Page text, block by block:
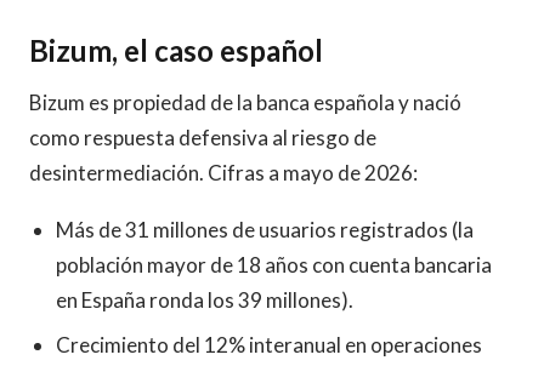
Bizum, el caso español
Bizum es propiedad de la banca española y nació
como respuesta defensiva al riesgo de
desintermediación. Cifras a mayo de 2026:
Más de 31 millones de usuarios registrados (la
población mayor de 18 años con cuenta bancaria
en España ronda los 39 millones).
Crecimiento del 12% interanual en operaciones